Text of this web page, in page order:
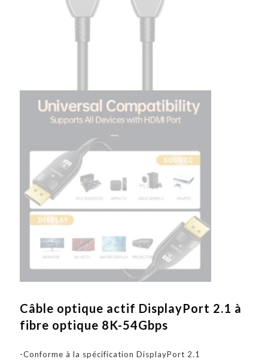
Câble optique actif DisplayPort 2.1 à
fibre optique 8K-54Gbps
-Conforme à la spécification DisplayPort 2.1